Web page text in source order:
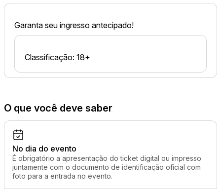
Garanta seu ingresso antecipado!
Classificação: 18+
O que você deve saber
No dia do evento
É obrigatório a apresentação do ticket digital ou impresso
juntamente com o documento de identificação oficial com
foto para a entrada no evento.